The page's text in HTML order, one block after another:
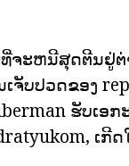
ຈະຫນີສຸດຕີນຢູ່ຕ່
ຈັບປວດຂອງ
ຮັບເອກ
ເກີດ